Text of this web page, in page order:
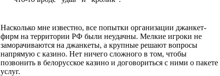
Насколько мне известно, все попытки организации джанкет-
фирм на территории РФ были неудачны. Мелкие игроки не
заморачиваются на джанкеты, а крупные решают вопросы
напрямую с казино. Нет ничего сложного в том, чтобы
позвонить в белорусское казино и договориться с ними о пакете
услуг.